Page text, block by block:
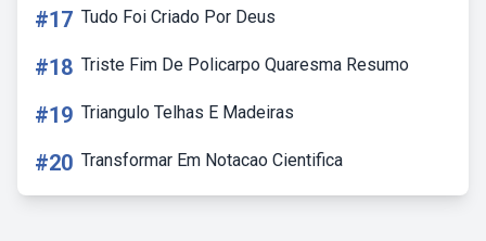
#17 Tudo Foi Criado Por Deus
#18 Triste Fim De Policarpo Quaresma Resumo
#19 Triangulo Telhas E Madeiras
#20 Transformar Em Notacao Cientifica